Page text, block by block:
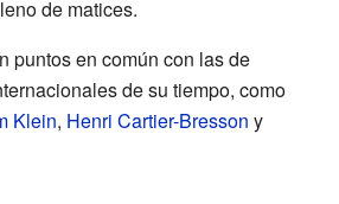
de matices.
puntos en común con las de
de su tiempo, como
Klein, Henri Cartier-Bresson y